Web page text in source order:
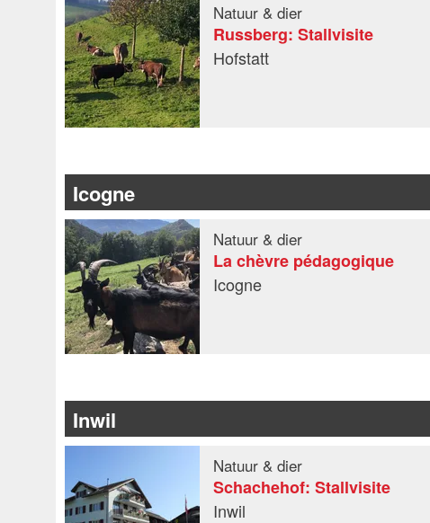
Natuur & dier
Russberg: Stallvisite
Hofstatt
Icogne
Natuur & dier
La chèvre pédagogique
Icogne
Inwil
Natuur & dier
Schachehof: Stallvisite
Inwil